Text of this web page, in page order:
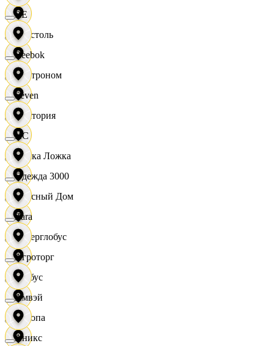
Бристоль
Быстроном
Виктория
Вилка Ложка
Вкусный Дом
Гиперглобус
Глобус
Европа
RE
Reebok
Seven
XC
Одежда 3000
Zara
Агроторг
Амвэй
Аникс